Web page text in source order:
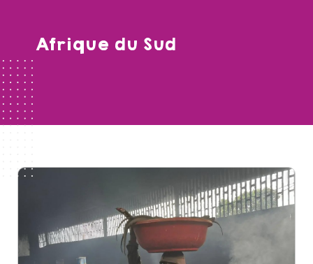
Afrique du Sud